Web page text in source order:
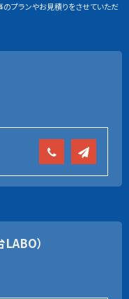
プランやお見積りをさせていただ
LABO）